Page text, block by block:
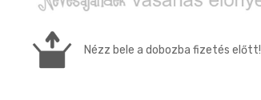
Nézz bele a dobozba fizetés előtt!